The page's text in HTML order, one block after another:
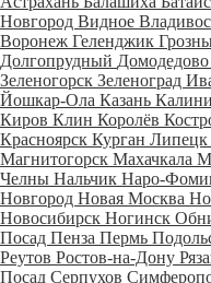
Новгород Видное
Воронеж Геленджик
Долгопрудный Домодедово
Зеленогорск Зеленоград
Йошкар-Ола Казань
Киров Клин Королёв
Красноярск Курган Липецк
Магнитогорск Махачкала
Челны Нальчик Наро-
Новгород Новая Москва
Новосибирск Ногинск
Посад Пенза Пермь
Реутов Ростов-на-Дону
Посад Серпухов